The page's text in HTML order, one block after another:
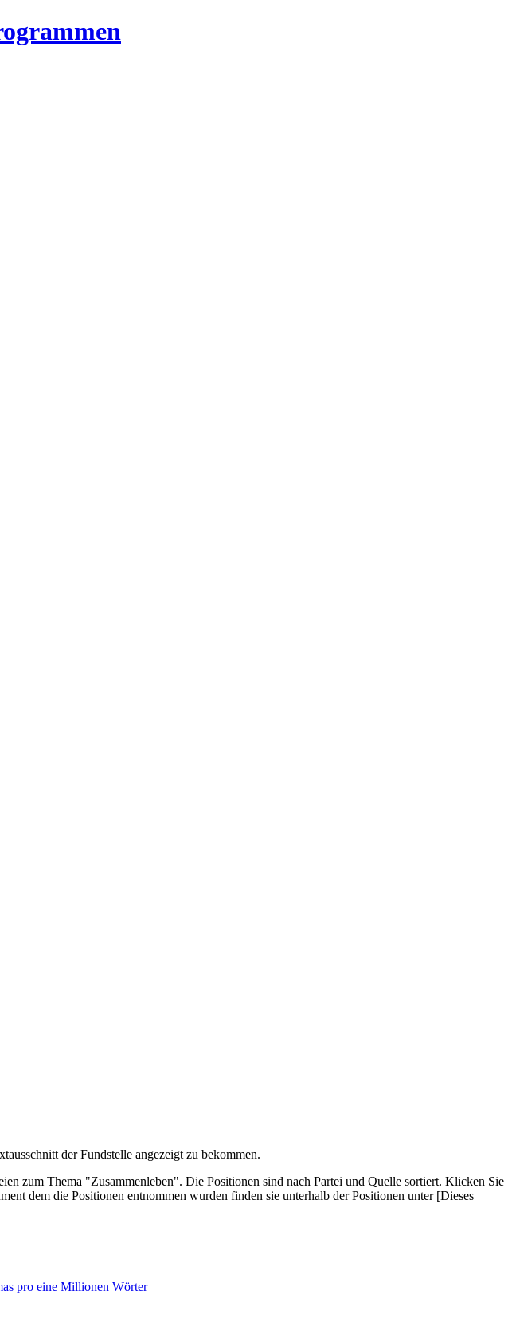
der Fundstelle angezeigt zu bekommen.
zum Thema "Zusammenleben". Die Posi­tionen sind nach Partei und Quelle sortiert. Klicken Sie
dem die Posi­tionen entnommen wurden finden sie unterhalb der Positionen unter [Dieses
pro eine Millionen Wörter